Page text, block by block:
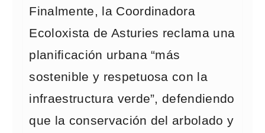
Finalmente, la Coordinadora
Ecoloxista de Asturies reclama una
planificación urbana “más
sostenible y respetuosa con la
infraestructura verde”, defendiendo
que la conservación del arbolado y